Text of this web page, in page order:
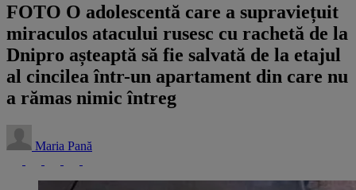
FOTO O adolescentă care a supraviețuit
miraculos atacului rusesc cu rachetă de la
Dnipro așteaptă să fie salvată de la etajul
al cincilea într-un apartament din care nu
a rămas nimic întreg
Maria Pană